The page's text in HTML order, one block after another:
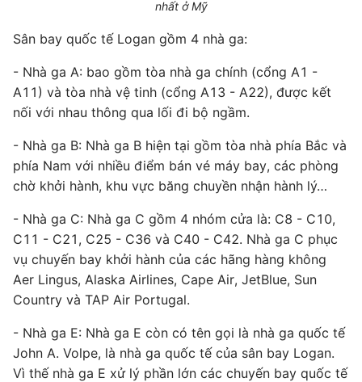
nhất ở Mỹ
Sân bay quốc tế Logan gồm 4 nhà ga:
- Nhà ga A: bao gồm tòa nhà ga chính (cổng A1 -
A11) và tòa nhà vệ tinh (cổng A13 - A22), được kết
nối với nhau thông qua lối đi bộ ngầm.
- Nhà ga B: Nhà ga B hiện tại gồm tòa nhà phía Bắc và
phía Nam với nhiều điểm bán vé máy bay, các phòng
chờ khởi hành, khu vực băng chuyền nhận hành lý…
- Nhà ga C: Nhà ga C gồm 4 nhóm cửa là: C8 - C10,
C11 - C21, C25 - C36 và C40 - C42. Nhà ga C phục
vụ chuyến bay khởi hành của các hãng hàng không
Aer Lingus, Alaska Airlines, Cape Air, JetBlue, Sun
Country và TAP Air Portugal.
- Nhà ga E: Nhà ga E còn có tên gọi là nhà ga quốc tế
John A. Volpe, là nhà ga quốc tế của sân bay Logan.
Vì thế nhà ga E xử lý phần lớn các chuyến bay quốc tế